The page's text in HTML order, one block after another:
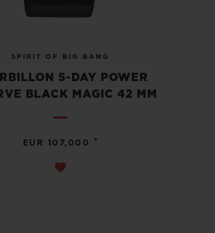
SPIRIT OF BIG BANG
5-DAY POWER
BLACK MAGIC 42 MM
EUR 107,000 •